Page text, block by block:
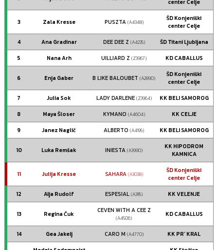
center Celje
3 Zala Kresse PUSZTA (A4348)
ŠD Konjeniški
center Celje
4 Ana Gradinar DEE DEE Z (A4235) ŠD Titani Ljubljana
5 Nana Arh UILLIARD Z(Z3967) KD CABALLUS
6 Enja Gaber B LIKE BALOUBET(A2890)
ŠD Konjeniški
center Celje
7 Julia Sok LADY DARLENE (Z3964) KK BELI SAMOROG
8 Maya Šloser KYMANO (A4604) KK CELJE
9 Janez Naglič ALBERTO(A4195) KK BELI SAMOROG
10 Luka Remšak INIESTA(A3990)
KK HIPODROM
KAMNICA
11 Julija Kresse SAHARA (A3038)
ŠD Konjeniški
center Celje
12 Alja Rudolf ESPESIAL(A3115) KK VELENJE
13 Regina Čuk CEVEN WITH A CEE Z
(A4506)
KD CABALLUS
14 Gea Jakelj CARO M (A4770) KK PR` KRAL